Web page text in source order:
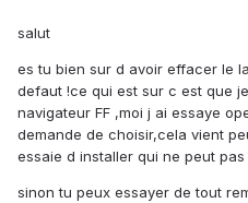
salut
es tu bien sur d avoir effacer le
defaut !ce qui est sur c est que
navigateur FF ,moi j ai essaye
demande de choisir,cela vient
essaie d installer qui ne peut
sinon tu peux essayer de tout